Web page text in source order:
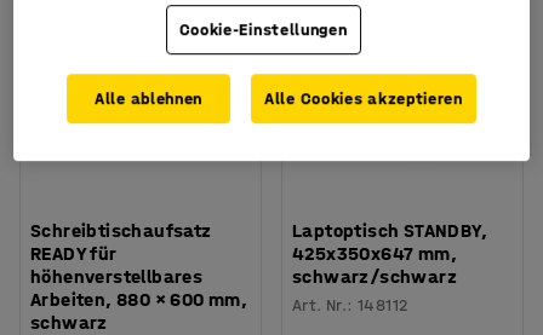
Schreibtischaufsatz
READY für
höhenverstellbares
Arbeiten, 880 × 600 mm,
schwarz
Laptoptisch STANDBY,
425x350x647 mm,
schwarz/schwarz
Art. Nr.:148112
Cookie-Einstellungen
Alle ablehnen Alle Cookies akzeptieren